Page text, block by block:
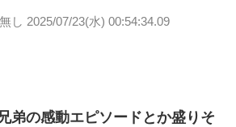
し 2025/07/23(水) 00:54:34.09
弟の感動エピソードとか盛りそ